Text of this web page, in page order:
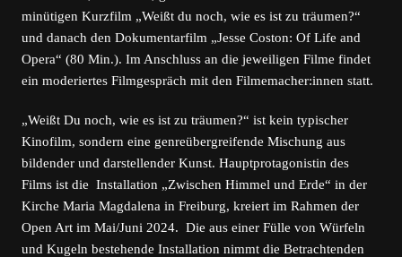
minütigen Kurzfilm „Weißt du noch, wie es ist zu träumen?“
und danach den Dokumentarfilm „Jesse Coston: Of Life and
Opera“ (80 Min.). Im Anschluss an die jeweiligen Filme findet
ein moderiertes Filmgespräch mit den Filmemacher:innen statt.
„Weißt Du noch, wie es ist zu träumen?“ ist kein typischer
Kinofilm, sondern eine genreübergreifende Mischung aus
bildender und darstellender Kunst. Hauptprotagonistin des
Films ist die Installation „Zwischen Himmel und Erde“ in der
Kirche Maria Magdalena in Freiburg, kreiert im Rahmen der
Open Art im Mai/Juni 2024. Die aus einer Fülle von Würfeln
und Kugeln bestehende Installation nimmt die Betrachtenden